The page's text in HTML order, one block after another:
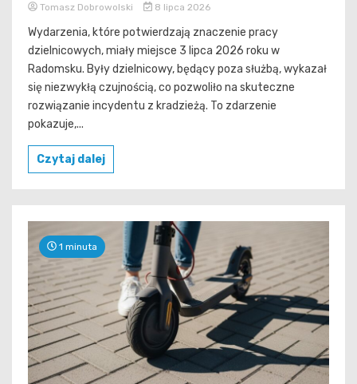
Tomasz Dobrowolski 8 lipca 2026
Wydarzenia, które potwierdzają znaczenie pracy
dzielnicowych, miały miejsce 3 lipca 2026 roku w
Radomsku. Były dzielnicowy, będący poza służbą, wykazał
się niezwykłą czujnością, co pozwoliło na skuteczne
rozwiązanie incydentu z kradzieżą. To zdarzenie
pokazuje,...
Czytaj dalej
1 minuta